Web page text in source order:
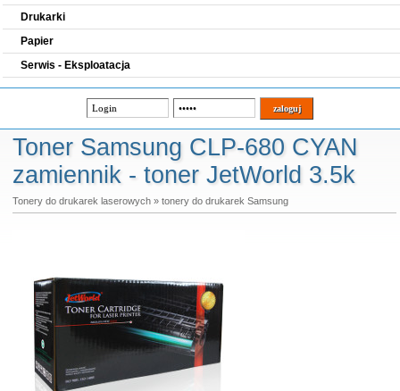
Drukarki
Papier
Serwis - Eksploatacja
Toner Samsung CLP-680 CYAN
zamiennik - toner JetWorld 3.5k
Tonery do drukarek laserowych» tonery do drukarek Samsung